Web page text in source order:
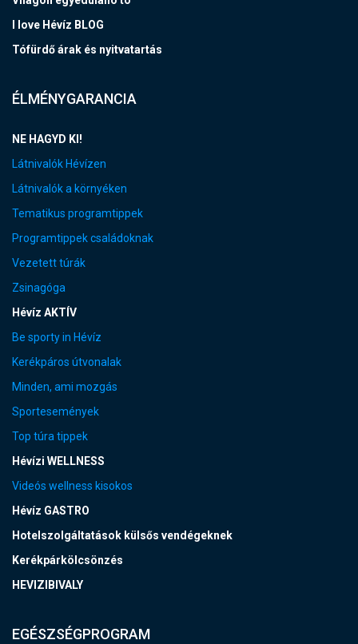
I love Hévíz BLOG
Tófürdő árak és nyitvatartás
ÉLMÉNYGARANCIA
NE HAGYD KI!
Látnivalók Hévízen
Látnivalók a környéken
Tematikus programtippek
Programtippek családoknak
Vezetett túrák
Zsinagóga
Hévíz AKTÍV
Be sporty in Hévíz
Kerékpáros útvonalak
Minden, ami mozgás
Sportesemények
Top túra tippek
Hévízi WELLNESS
Videós wellness kisokos
Hévíz GASTRO
Hotelszolgáltatások külsős vendégeknek
Kerékpárkölcsönzés
HEVIZIBIVALY
EGÉSZSÉGPROGRAM